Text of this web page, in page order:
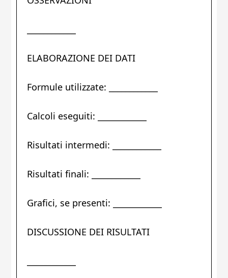
ELABORAZIONE DEI DATI
Formule utilizzate: ____________
Calcoli eseguiti: ____________
Risultati intermedi: ____________
Risultati finali: ____________
Grafici, se presenti: ____________
DISCUSSIONE DEI RISULTATI